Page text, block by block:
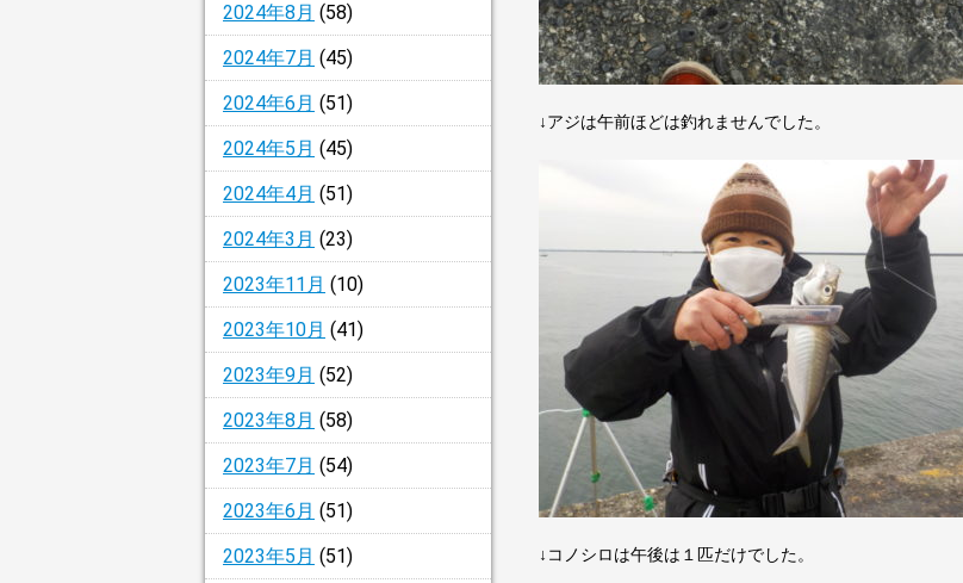
2024年8月 (58)
2024年7月 (45)
2024年6月 (51)
2024年5月 (45)
2024年4月 (51)
2024年3月 (23)
2023年11月 (10)
2023年10月 (41)
2023年9月 (52)
2023年8月 (58)
2023年7月 (54)
2023年6月 (51)
2023年5月 (51)
↓アジは午前ほどは釣れませんでした。
↓コノシロは午後は１匹だけでした。